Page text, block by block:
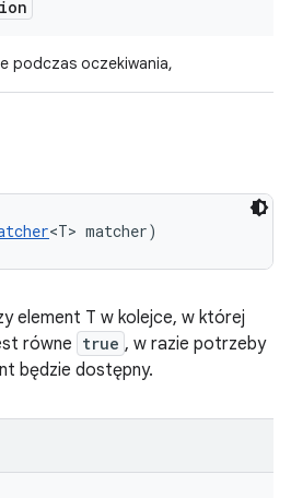
podczas oczekiwania,
<T> matcher)
element T w kolejce, w której
równe true , w razie potrzeby
będzie dostępny.